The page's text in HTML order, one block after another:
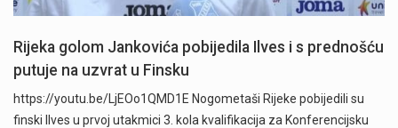
Rijeka golom Jankovića pobijedila Ilves i s prednošću
putuje na uzvrat u Finsku
https://youtu.be/LjEOo1QMD1E Nogometaši Rijeke pobijedili su
finski Ilves u prvoj utakmici 3. kola kvalifikacija za Konferencijsku